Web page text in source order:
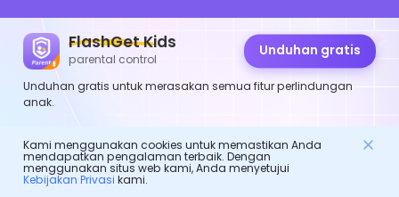
FlashGet Kids
parental control
Unduhan gratis
Unduhan gratis untuk merasakan semua fitur perlindungan
anak.
Kami menggunakan cookies untuk memastikan Anda
mendapatkan pengalaman terbaik. Dengan
menggunakan situs web kami, Anda menyetujui
Kebijakan Privasi kami.